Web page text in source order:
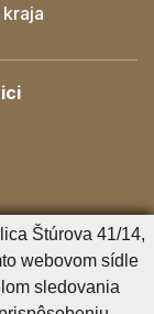
Štúrova 41/14,
webovom sídle
sledovania